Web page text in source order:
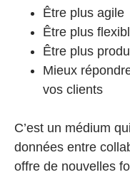
Être plus agile
Être plus
Être plus
Mieux
vos clients
C’est un médium
données entre
offre de nouvelles